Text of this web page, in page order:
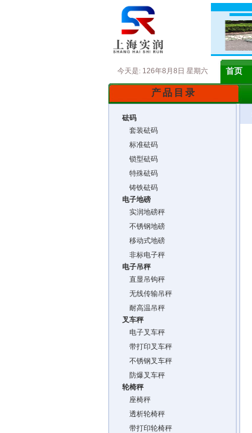
今天是: 126年8月8日 星期六 首页
产品目录
砝码
套装砝码
标准砝码
锁型砝码
特殊砝码
铸铁砝码
电子地磅
实润地磅秤
不锈钢地磅
移动式地磅
非标电子秤
电子吊秤
直显吊钩秤
无线传输吊秤
耐高温吊秤
叉车秤
电子叉车秤
带打印叉车秤
不锈钢叉车秤
防爆叉车秤
轮椅秤
座椅秤
透析轮椅秤
带打印轮椅秤